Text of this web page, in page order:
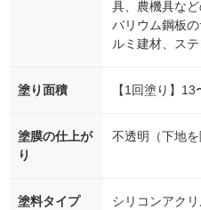
具、農機具な
バリウム鋼板
ルミ建材、ステ
塗り面積 【1回塗り】
塗膜の仕上が
り
不透明（下地を
塗料タイプ シリコンアク